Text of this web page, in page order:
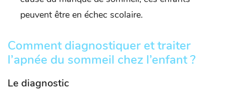
peuvent être en échec scolaire.
Comment diagnostiquer et traiter
l’apnée du sommeil chez l’enfant ?
Le diagnostic